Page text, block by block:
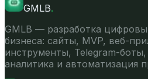
GMLB.
GMLB — разработка
бизнеса: сайты, MVP, веб-
инструменты, Telegram-боты,
аналитика и автоматизация